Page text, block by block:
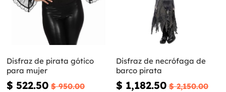
Disfraz de pirata gótico
para mujer
$ 522.50 $ 950.00
Disfraz de necrófaga de
barco pirata
$ 1,182.50 $ 2,150.00